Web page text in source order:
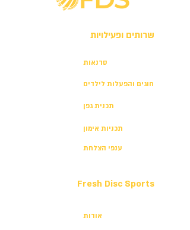
שרותים ופעילויות
סדנאות
חוגים והפעלות לילדים
תכנית גפן
תכניות אימון
ענפי הצלחת
Fresh Disc Sports
אודות